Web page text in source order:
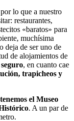
lo que a nuestro
restaurantes,
«baratos» para
muchísima
deja de ser uno de
de alojamientos de
, en cuanto cae
trapicheos y
el Museo
. A un par de